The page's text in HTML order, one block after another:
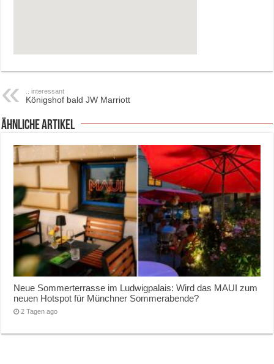
.. interessant
Königshof bald JW Marriott
ähnliche Artikel
Neue Sommerterrasse im Ludwigpalais: Wird das MAUI zum
neuen Hotspot für Münchner Sommerabende?
2 Tagen ago